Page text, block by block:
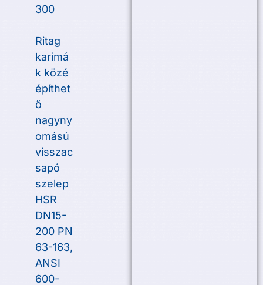
300
Ritag
karimá
k közé
építhet
ő
nagyny
omású
visszac
sapó
szelep
HSR
DN15-
200 PN
63-163,
ANSI
600-